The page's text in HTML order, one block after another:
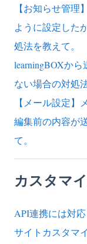
【お知らせ管
ように設定した
処法を教えて。
learningBOXか
ない場合の対処
【メール設定
編集前の内容が
て。
カスタマ
API連携には対
サイトカスタマ